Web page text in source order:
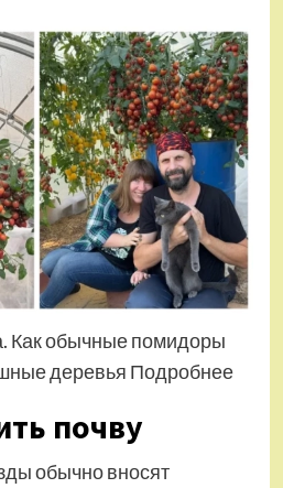
Как обычные помидоры
деревья Подробнее
почву
обычно вносят